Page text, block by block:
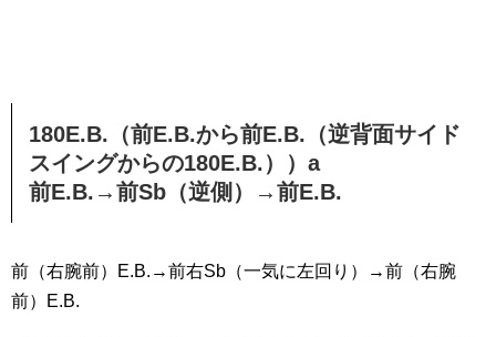
180E.B.（前E.B.から前E.B.（逆背面サイド
スイングからの180E.B.））a
前E.B.→前Sb（逆側）→前E.B.
前（右腕前）E.B.→前右Sb（一気に左回り）→前（右腕
前）E.B.